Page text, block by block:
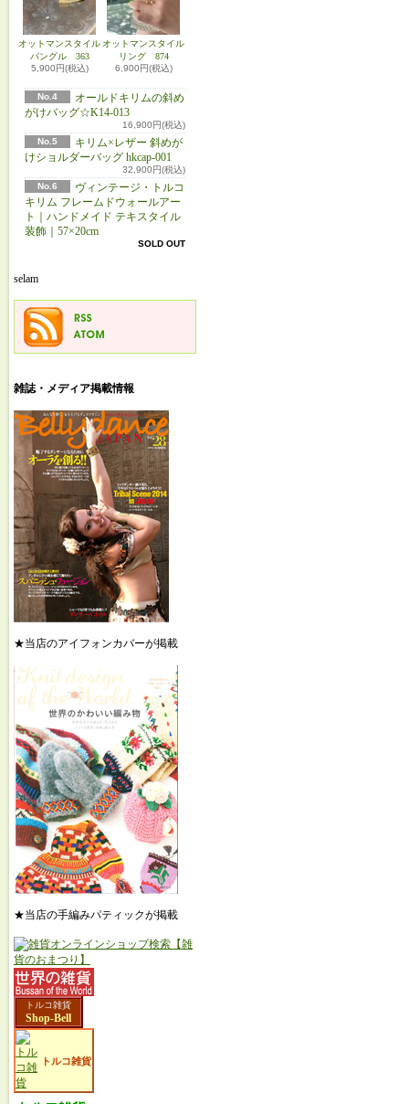
オットマンスタイル
バングル 363
5,900円(税込)
オットマンスタイル
リング 874
6,900円(税込)
No.4
オールドキリムの斜め
がけバッグ☆K14-013
16,900円(税込)
No.5
キリム×レザー 斜めが
けショルダーバッグ hkcap-001
32,900円(税込)
No.6
ヴィンテージ・トルコ
キリム フレームドウォールアー
ト｜ハンドメイド テキスタイル
装飾｜57×20cm
SOLD OUT
selam
雑誌・メディア掲載情報
★当店のアイフォンカバーが掲載
★当店の手編みパティックが掲載
トルコ雑貨
Shop-Bell
トルコ雑貨